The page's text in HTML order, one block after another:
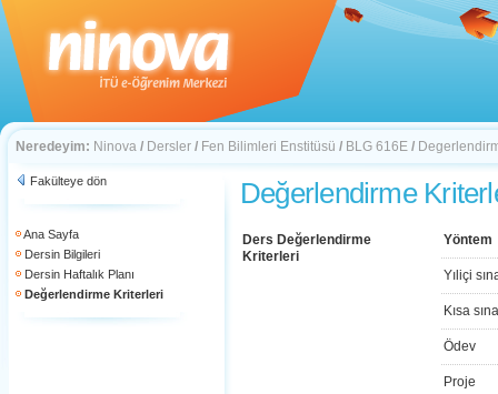
Neredeyim: Ninova / Dersler / Fen Bilimleri Enstitüsü / BLG 616E /
Fakülteye dön
Ana Sayfa
Dersin Bilgileri
Dersin Haftalık Planı
Değerlendirme Kriterleri
Değerlendirme
Ders Değerlendirme
Kriterleri
Yöntem
Yıliçi
Kısa
Ödev
Proje